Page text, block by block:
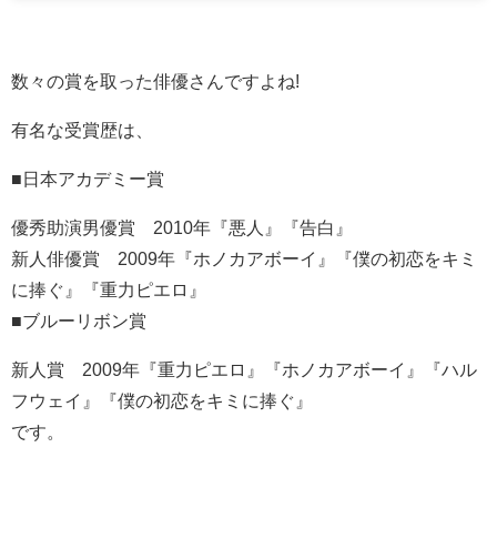
数々の賞を取った俳優さんですよね!
有名な受賞歴は、
■日本アカデミー賞
優秀助演男優賞 2010年『悪人』『告白』
新人俳優賞 2009年『ホノカアボーイ』『僕の初恋をキミ
に捧ぐ』『重力ピエロ』
■ブルーリボン賞
新人賞 2009年『重力ピエロ』『ホノカアボーイ』『ハル
フウェイ』『僕の初恋をキミに捧ぐ』
です。